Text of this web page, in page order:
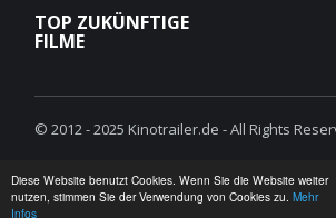
Diese Website benutzt Cookies. Wenn Sie die Website weiter
nutzen, stimmen Sie der Verwendung von Cookies zu. Mehr
Infos
TOP ZUKÜNFTIGE
FILME
© 2012 - 2025 Kinotrailer.de - All Rights